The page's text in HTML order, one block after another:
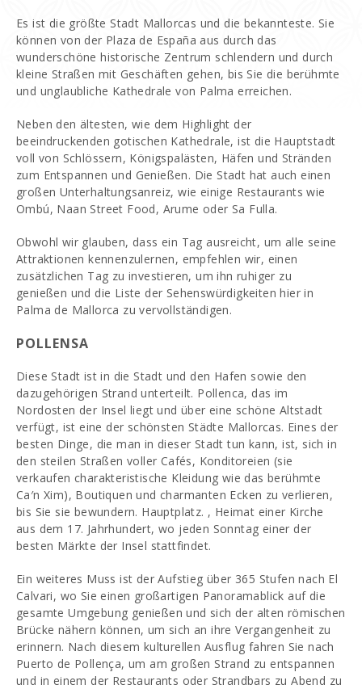
Es ist die größte Stadt Mallorcas und die bekannteste. Sie
können von der Plaza de España aus durch das
wunderschöne historische Zentrum schlendern und durch
kleine Straßen mit Geschäften gehen, bis Sie die berühmte
und unglaubliche Kathedrale von Palma erreichen.
Neben den ältesten, wie dem Highlight der
beeindruckenden gotischen Kathedrale, ist die Hauptstadt
voll von Schlössern, Königspalästen, Häfen und Stränden
zum Entspannen und Genießen. Die Stadt hat auch einen
großen Unterhaltungsanreiz, wie einige Restaurants wie
Ombú, Naan Street Food, Arume oder Sa Fulla.
Obwohl wir glauben, dass ein Tag ausreicht, um alle seine
Attraktionen kennenzulernen, empfehlen wir, einen
zusätzlichen Tag zu investieren, um ihn ruhiger zu
genießen und die Liste der Sehenswürdigkeiten hier in
Palma de Mallorca zu vervollständigen.
POLLENSA
Diese Stadt ist in die Stadt und den Hafen sowie den
dazugehörigen Strand unterteilt. Pollenca, das im
Nordosten der Insel liegt und über eine schöne Altstadt
verfügt, ist eine der schönsten Städte Mallorcas. Eines der
besten Dinge, die man in dieser Stadt tun kann, ist, sich in
den steilen Straßen voller Cafés, Konditoreien (sie
verkaufen charakteristische Kleidung wie das berühmte
Ca′n Xim), Boutiquen und charmanten Ecken zu verlieren,
bis Sie sie bewundern. Hauptplatz. , Heimat einer Kirche
aus dem 17. Jahrhundert, wo jeden Sonntag einer der
besten Märkte der Insel stattfindet.
Ein weiteres Muss ist der Aufstieg über 365 Stufen nach El
Calvari, wo Sie einen großartigen Panoramablick auf die
gesamte Umgebung genießen und sich der alten römischen
Brücke nähern können, um sich an ihre Vergangenheit zu
erinnern. Nach diesem kulturellen Ausflug fahren Sie nach
Puerto de Pollença, um am großen Strand zu entspannen
und in einem der Restaurants oder Strandbars zu Abend zu